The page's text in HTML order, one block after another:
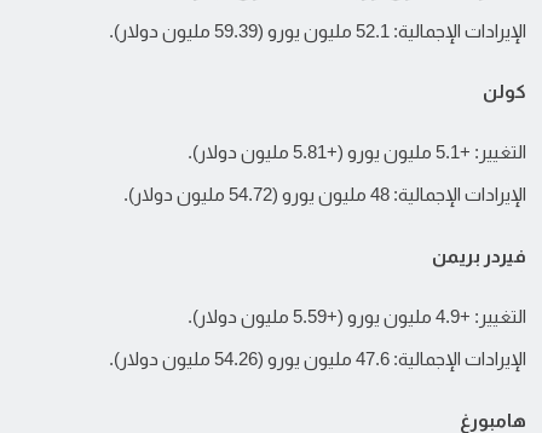
الإيرادات الإجمالية: 52.1 مليون يورو (59.39 مليون دولار).
كولن
التغيير: +5.1 مليون يورو (+5.81 مليون دولار).
الإيرادات الإجمالية: 48 مليون يورو (54.72 مليون دولار).
فيردر بريمن
التغيير: +4.9 مليون يورو (+5.59 مليون دولار).
الإيرادات الإجمالية: 47.6 مليون يورو (54.26 مليون دولار).
هامبورغ